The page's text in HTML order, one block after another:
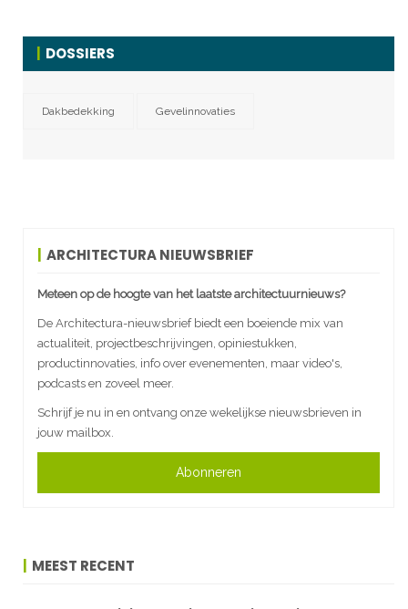
DOSSIERS
Dakbedekking Gevelinnovaties
ARCHITECTURA NIEUWSBRIEF
Meteen op de hoogte van het laatste architectuurnieuws?
De Architectura-nieuwsbrief biedt een boeiende mix van
actualiteit, projectbeschrijvingen, opiniestukken,
productinnovaties, info over evenementen, maar video's,
podcasts en zoveel meer.
Schrijf je nu in en ontvang onze wekelijkse nieuwsbrieven in
jouw mailbox.
Abonneren
MEEST RECENT